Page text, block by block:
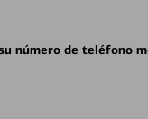
número de teléfono